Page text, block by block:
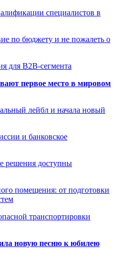
специалистов в
по бюджету и не пожалеть о
для B2B-сегмента
первое место в мировом
лейбл и начала новый
и банковское
решения доступны
помещения: от подготовки
транспортировки
новую песню к юбилею